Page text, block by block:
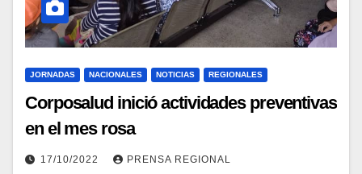
JORNADAS NACIONALES NOTICIAS REGIONALES
Corposalud inició actividades preventivas
en el mes rosa
17/10/2022 PRENSA REGIONAL